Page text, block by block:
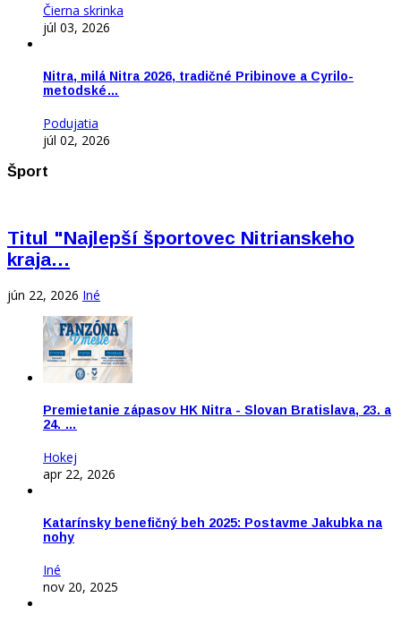
Čierna skrinka
júl 03, 2026
Nitra, milá Nitra 2026, tradičné Pribinove a Cyrilo-
metodské…
Podujatia
júl 02, 2026
Šport
Titul "Najlepší športovec Nitrianskeho
kraja…
jún 22, 2026 Iné
Premietanie zápasov HK Nitra - Slovan Bratislava, 23. a
24. …
Hokej
apr 22, 2026
Katarínsky benefičný beh 2025: Postavme Jakubka na
nohy
Iné
nov 20, 2025